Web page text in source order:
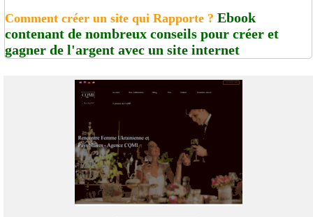
Comment créer un site qui Rapporte ? Ebook
contenant de nombreux conseils pour créer et
gagner de l'argent avec un site internet